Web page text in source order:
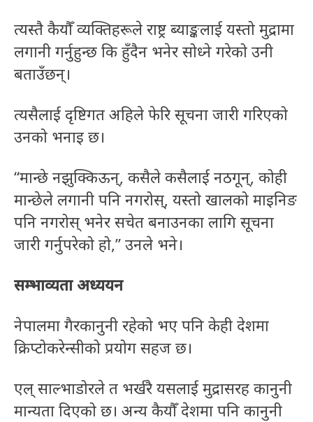
त्यस्तै कैयौँ व्यक्तिहरूले राष्ट्र ब्याङ्कलाई यस्तो मुद्रामा
लगानी गर्नुहुन्छ कि हुँदैन भनेर सोध्ने गरेको उनी
बताउँछन्।
त्यसैलाई दृष्टिगत अहिले फेरि सूचना जारी गरिएको
उनको भनाइ छ।
“मान्छे नझुक्किऊन्, कसैले कसैलाई नठगून्, कोही
मान्छेले लगानी पनि नगरोस्, यस्तो खालको माइनिङ
पनि नगरोस् भनेर सचेत बनाउनका लागि सूचना
जारी गर्नुपरेको हो,” उनले भने।
सम्भाव्यता अध्ययन
नेपालमा गैरकानुनी रहेको भए पनि केही देशमा
क्रिप्टोकरेन्सीको प्रयोग सहज छ।
एल् साल्भाडोरले त भर्खरै यसलाई मुद्रासरह कानुनी
मान्यता दिएको छ। अन्य कैयौँ देशमा पनि कानुनी